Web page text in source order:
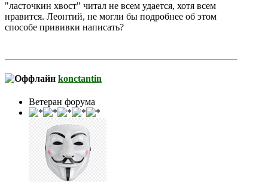
"ласточкин хвост" читал не всем удается, хотя всем
нравится. Леонтий, не могли бы подробнее об этом
способе прививки написать?
konctantin
Ветеран форума